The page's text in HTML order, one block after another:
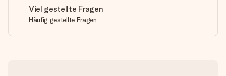
Viel gestellte Fragen
Häufig gestellte Fragen